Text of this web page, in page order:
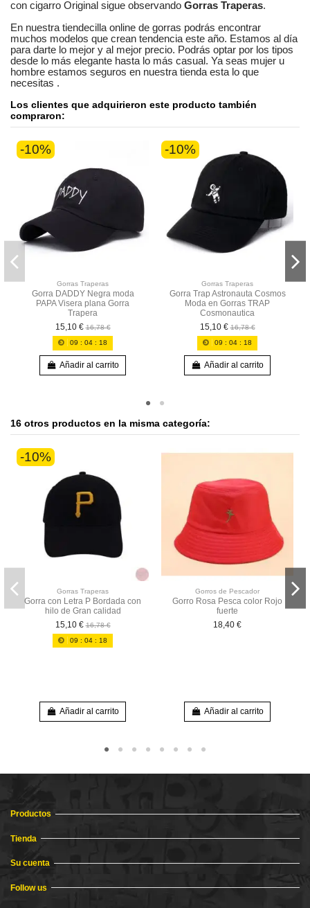
con cigarro Original sigue observando Gorras Traperas.
En nuestra tiendecilla online de gorras podrás encontrar
muchos modelos que crean tendencia este año. Estamos al día
para darte lo mejor y al mejor precio. Podrás optar por los tipos
desde lo más elegante hasta lo más casual. Ya seas mujer u
hombre estamos seguros en nuestra tienda esta lo que
necesitas .
Los clientes que adquirieron este producto también
compraron:
-10%
Gorras Traperas
Gorra DADDY Negra moda
PAPA Visera plana Gorra
Trapera
15,10 € 16,78 €
09 :04 : 17
Añadir al carrito
-10%
Gorras Traperas
Gorra Trap Astronauta Cosmos
Moda en Gorras TRAP
Cosmonautica
15,10 € 16,78 €
09 :04 : 17
Añadir al carrito
16 otros productos en la misma categoría:
-10%
Gorras Traperas
Gorra con Letra P Bordada con
hilo de Gran calidad
15,10 € 16,78 €
09 :04 : 17
Añadir al carrito
Gorros de Pescador
Gorro Rosa Pesca color Rojo
fuerte
18,40 €
Añadir al carrito
Productos
Tienda
Su cuenta
Follow us